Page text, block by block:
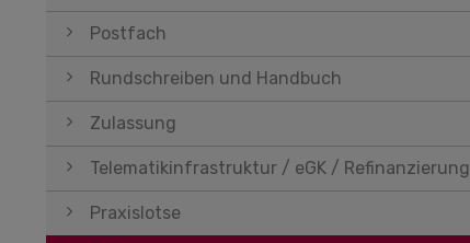
Postfach
Rundschreiben und Handbuch
Zulassung
Telematikinfrastruktur / eGK / Refinanzierung
Praxislotse